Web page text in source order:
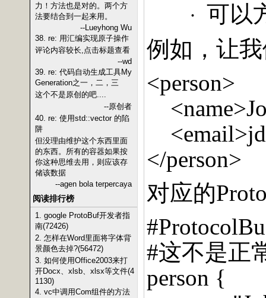
力！方法也是对的。两个方
法要结合到一起来用。
--Lueyhong Wu
38. re: 用汇编实现原子操作
评论内容较长,点击标题查看
--wd
39. re: 代码自动生成工具My
Generation之一，二，三
这个不是原创的吧....
--原创者
40. re: 使用std::vector 的陷
阱
但没理由维护这个东西里面
的东西。所有的容器如果按
你这种思维去用，则应该存
储该数据
--agen bola terpercaya
阅读排行榜
1. google ProtoBuf开发者指
南(72426)
2. 怎样在Word里面将字体背
景颜色去掉?(56472)
3. 如何使用Office2003来打
开Docx、xlsb、xlsx等文件(4
1130)
4. vc中调用Com组件的方法
· 可以
例如，让
<person>
</person>
对应的
#这不是正
person {